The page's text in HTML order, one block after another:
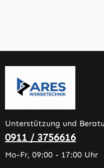
Unterstützung und
0911 / 3756616
Mo-Fr, 09:00 - 17:00 Uhr